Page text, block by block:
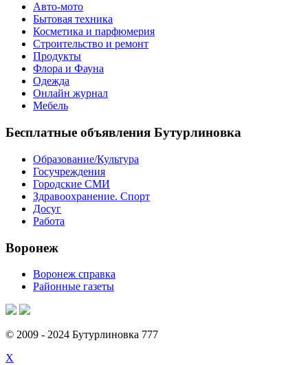
Авто-мото
Бытовая техника
Косметика и парфюмерия
Строительство и ремонт
Продукты
Флора и Фауна
Одежда
Онлайн журнал
Мебель
Бесплатные объявления Бутурлиновка
Образование/Культура
Госучреждения
Городские СМИ
Здравоохранение. Спорт
Досуг
Работа
Воронеж
Воронеж справка
Районные газеты
© 2009 - 2024 Бутурлиновка 777
X